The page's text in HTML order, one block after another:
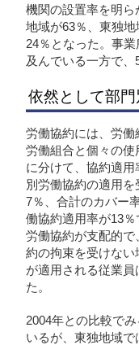
機関の設置率を明
地域が63％、東独
24％となった。事
及んでいる一方で
依然として部
労働協約には、労
労働組合と個々の
に分けて、協約適
別労働協約の適用
7％、合計のカバー
働協約適用率が13
労働協約が支配的
約の拘束を受けな
が適用される従業
た。
2004年との比較で
いるが、東独地域